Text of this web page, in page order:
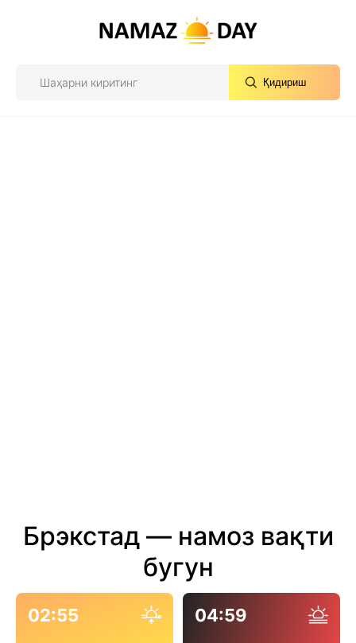
Қидириш
Брэкстад — намоз вақти
бугун
02:55 04:59